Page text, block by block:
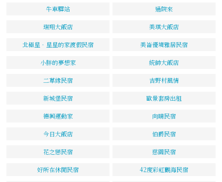
牛車驛站 過院來
瑞翔大飯店 美琪大飯店
北極星．星星的家渡假民宿 美崙優境雅居民宿
小胖的夢想家 統帥大飯店
二草緣民宿 吉野村風情
新城堡民宿 歐景套房出租
德興運動家 向晴民宿
今日大飯店 伯爵民宿
花之戀民宿 慈園民宿
好所在休閒民宿 42度彩虹觀海民宿